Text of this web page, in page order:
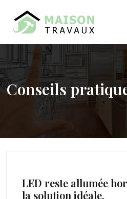
Conseils
LED reste allumée
la solution idéale.